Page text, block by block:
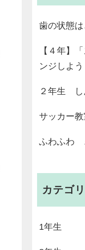
歯の状態は
【４年】
ンジしよう
２年生 し
サッカー教
ふわふわ
カテゴ
1年生